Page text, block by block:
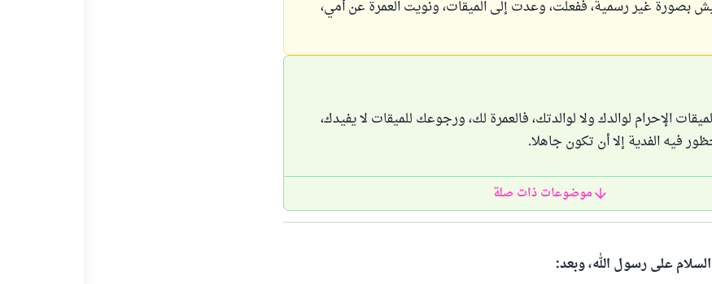
بصورة غير رسمية، ففعلت، وعدت إلى الميقات، ونويت العمرة عن أمي،
الإحرام لوالدك ولا لوالدتك، فالعمرة لك، ورجوعك للميقات لا يفيدك،
فيه الفدية إلا أن تكون جاهلا.
موضوعات ذات صلة
على رسول الله، وبعد: